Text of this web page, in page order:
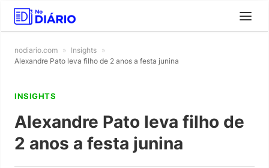
nodiario.com » Insights »
Alexandre Pato leva filho de 2 anos a festa junina
INSIGHTS
Alexandre Pato leva filho de
2 anos a festa junina